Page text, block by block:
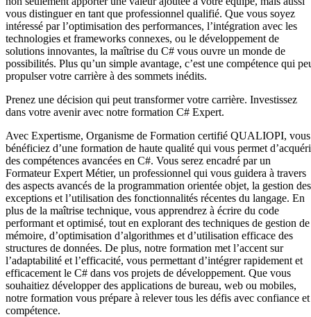
vous distinguer en tant que professionnel qualifié. Que vous soyez
intéressé par l’optimisation des performances, l’intégration avec les
technologies et frameworks connexes, ou le développement de
solutions innovantes, la maîtrise du C# vous ouvre un monde de
possibilités. Plus qu’un simple avantage, c’est une compétence qui
propulser votre carrière à des sommets inédits.
Prenez une décision qui peut transformer votre carrière. Investissez
dans votre avenir avec notre formation C# Expert.
Avec Expertisme, Organisme de Formation certifié QUALIOPI, vous
bénéficiez d’une formation de haute qualité qui vous permet
des compétences avancées en C#. Vous serez encadré par un
Formateur Expert Métier, un professionnel qui vous guidera à travers
des aspects avancés de la programmation orientée objet, la gestion des
exceptions et l’utilisation des fonctionnalités récentes du langage. En
plus de la maîtrise technique, vous apprendrez à écrire du code
performant et optimisé, tout en explorant des techniques de gestion de
mémoire, d’optimisation d’algorithmes et d’utilisation efficace des
structures de données. De plus, notre formation met l’accent sur
l’adaptabilité et l’efficacité, vous permettant d’intégrer rapidement et
efficacement le C# dans vos projets de développement. Que vous
souhaitiez développer des applications de bureau, web ou mobiles,
notre formation vous prépare à relever tous les défis avec confiance et
compétence.